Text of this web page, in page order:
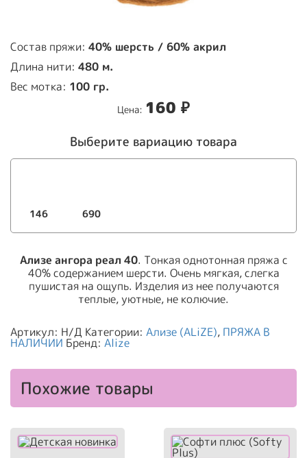
Состав пряжи: 40% шерсть / 60% акрил
Длина нити: 480 м.
Вес мотка: 100 гр.
Цена: 160 ₽
Выберите вариацию товара
146 690
Ализе ангора реал 40. Тонкая однотонная пряжа с
40% содержанием шерсти. Очень мягкая, слегка
пушистая на ощупь. Изделия из нее получаются
теплые, уютные, не колючие.
Артикул: Н/Д Категории: Ализе (ALiZE), ПРЯЖА В
НАЛИЧИИ Бренд: Alize
Похожие товары